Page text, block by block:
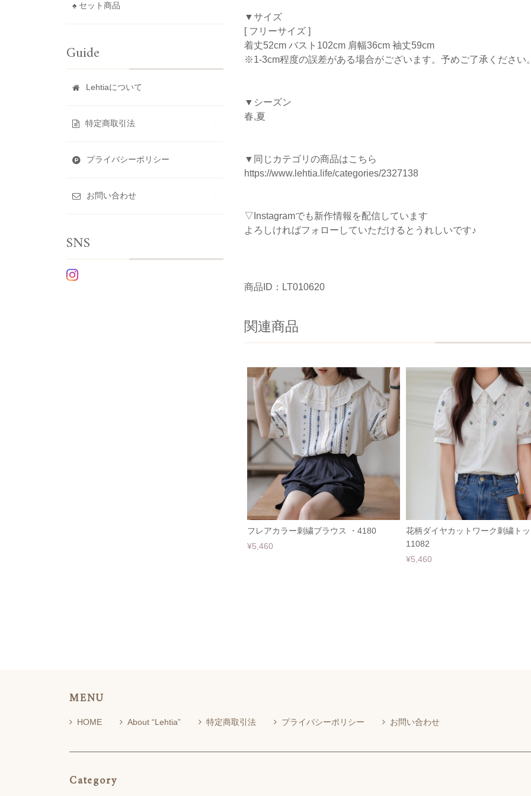
▼サイズ
[ フリーサイズ ]
着丈52cm バスト102cm 肩幅36cm 袖丈59cm
※1-3cm程度の誤差がある場合がございます。予めご了承ください
▼シーズン
春,夏
▼同じカテゴリの商品はこちら
https://www.lehtia.life/categories/2327138
▽Instagramでも新作情報を配信しています
よろしければフォローしていただけるとうれしいです♪
商品ID：LT010620
関連商品
フレアカラー刺繍ブラウス ・4180
¥5,460
花柄ダイヤカットワーク刺繍ト
11082
¥5,460
♠ セット商品
Guide
Lehtiaについて
特定商取引法
プライバシーポリシー
お問い合わせ
SNS
MENU
HOME About “Lehtia” 特定商取引法 プライバシーポリシー お問い合わせ
Category